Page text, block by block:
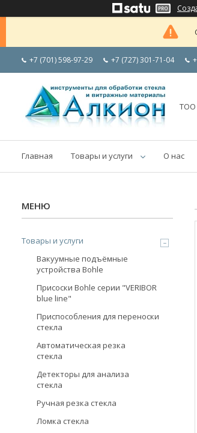
+7 (701) 598-97-29 +7 (727) 301-71-04
ТОО
Главная Товары и услуги О нас
Товары и услуги
Вакуумные подъёмные
устройства Bohle
Присоски Bohle серии "VERIBOR
blue line"
Приспособления для переноски
стекла
Автоматическая резка
стекла
Детекторы для анализа
стекла
Ручная резка стекла
Ломка стекла